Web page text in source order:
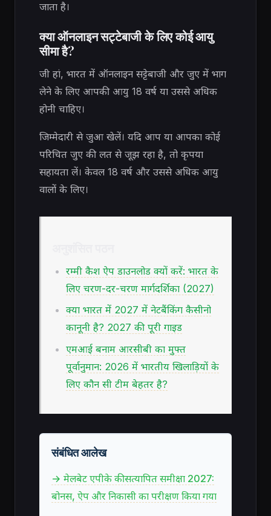
जाता है।
क्या ऑनलाइन सट्टेबाजी के लिए कोई आयु
सीमा है?
जी हां, भारत में ऑनलाइन सट्टेबाजी और जुए में भाग
लेने के लिए आपकी आयु 18 वर्ष या उससे अधिक
होनी चाहिए।
जिम्मेदारी से जुआ खेलें। यदि आप या आपका कोई
परिचित जुए की लत से जूझ रहा है, तो कृपया
सहायता लें। केवल 18 वर्ष और उससे अधिक आयु
वालों के लिए।
रम्मी कैश ऐप डाउनलोड क्यों करें: भारत के
लिए चरण-दर-चरण मार्गदर्शिका (2027)
क्या भारत में 2027 में नेटबैंकिंग कैसीनो
कानूनी है? 2027 की पूरी गाइड
एमआई बनाम आरसीबी का मुफ्त
पूर्वानुमान: 2026 में भारतीय खिलाड़ियों के
लिए कौन सी टीम बेहतर है?
संबंधित आलेख
→ मेलबेट एपीके की सत्यापित समीक्षा 2027:
बोनस, ऐप और निकासी का परीक्षण किया गया